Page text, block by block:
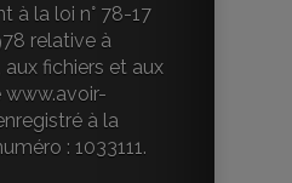
à la loi n° 78-17
relative à
fichiers et aux
www.avoir-
à la
: 1033111.